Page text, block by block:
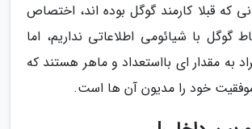
که قبلا کارمند گوگل بوده اند، اختصاص
گوگل با شیائومی اطلاعاتی نداریم، اما
به مقدار ای بااستعداد و ماهر هستند که
خود را مدیون آن ها است.